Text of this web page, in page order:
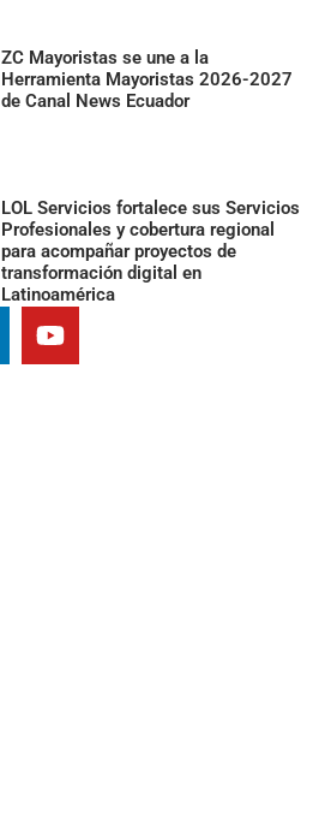
ZC Mayoristas se une a la
Herramienta Mayoristas 2026-2027
de Canal News Ecuador
LOL Servicios fortalece sus Servicios
Profesionales y cobertura regional
para acompañar proyectos de
transformación digital en
Latinoamérica